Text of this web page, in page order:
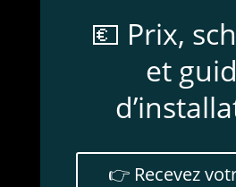
💶 Prix,
et
👉 Recevez